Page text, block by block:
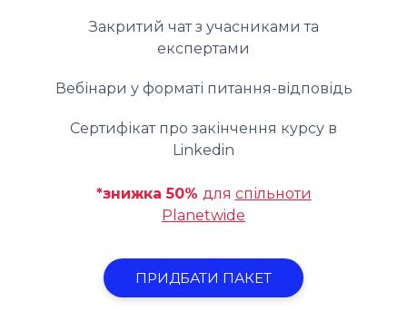
Закритий чат з учасниками та
експертами
Вебінари у форматі питання-відповідь
Сертифікат про закінчення курсу в
Linkedin
*знижка 50% для спільноти
Planetwide
ПРИДБАТИ ПАКЕТ